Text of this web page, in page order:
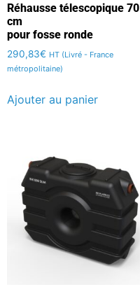
Réhausse télescopique 70
cm
pour fosse ronde
290,83€ HT (Livré - France
métropolitaine)
Ajouter au panier